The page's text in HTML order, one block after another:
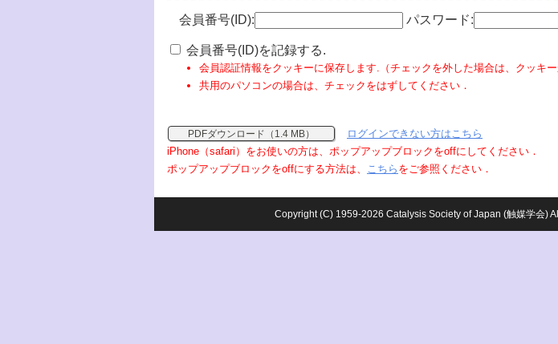
会員番号(ID): パスワード:
会員番号(ID)を記録する.
会員認証情報をクッキーに保存します.（チェックを外した場合は、クッキー
共用のパソコンの場合は、チェックをはずしてください．
PDFダウンロード（1.4 MB）
ログインできない方はこちら
iPhone（safari）をお使いの方は、ポップアップブロックをoffにしてください．
ポップアップブロックをoffにする方法は、 こちら をご参照ください．
Copyright (C) 1959-2026 Catalysis Society of Japan (触媒学会)